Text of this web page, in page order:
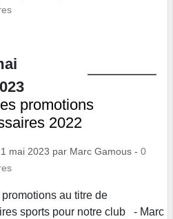
promotions
2022
mai 2023 par Marc Gamous - 0
au titre de
sports pour notre club - Marc